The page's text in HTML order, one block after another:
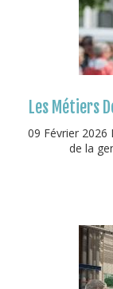
Les Métiers
09 Février
de la